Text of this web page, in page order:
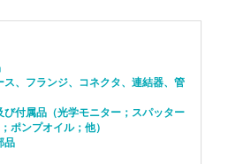
、フランジ、コネクタ、連結器、管
付属品（光学モニター；スパッター
ポンプオイル；他）
品